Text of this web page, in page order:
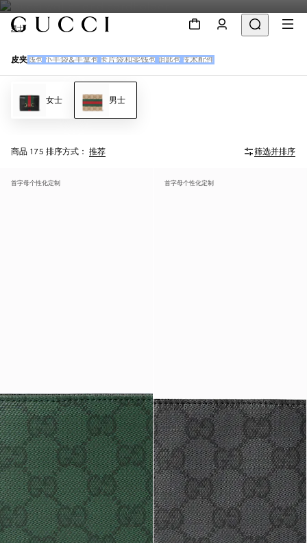
男士
皮夹 钱包 小手袋&手拿包 卡片袋和零钱包 钥匙包 技术配件
女士 男士
商品 175 排序方式： 推荐 筛选并排序
首字母个性化定制 首字母个性化定制